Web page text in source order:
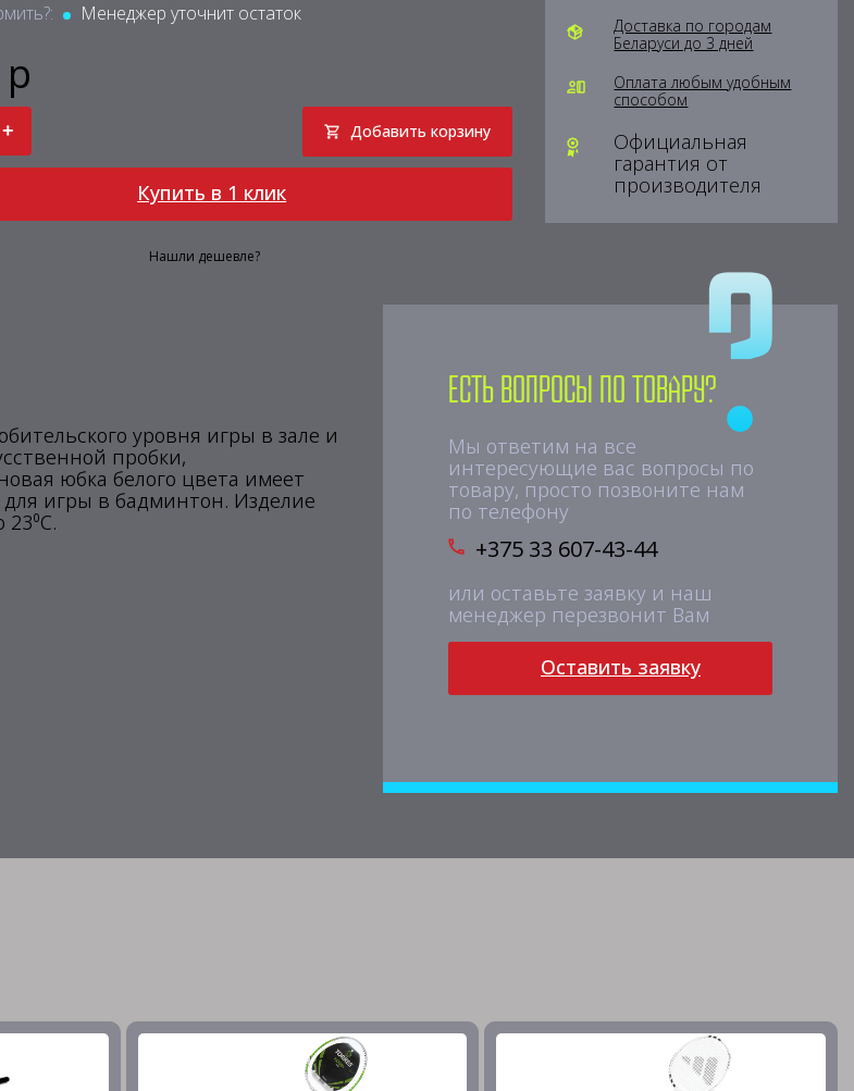
Менеджер уточнит остаток
+ Добавить корзину
Купить в 1 клик
Нашли дешевле?
Доставка по городам
Беларуси до 3 дней
Оплата любым удобным
способом
Официальная
гарантия от
производителя
уровня игры в зале и
пробки,
юбка белого цвета имеет
игры в бадминтон. Изделие
Есть вопросы по товару?
Мы ответим на все
интересующие вас вопросы по
товару, просто позвоните нам
по телефону
+375 33 607-43-44
или оставьте заявку и наш
менеджер перезвонит Вам
Оставить заявку